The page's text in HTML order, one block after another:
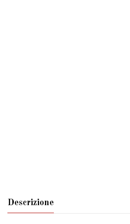
Descrizione